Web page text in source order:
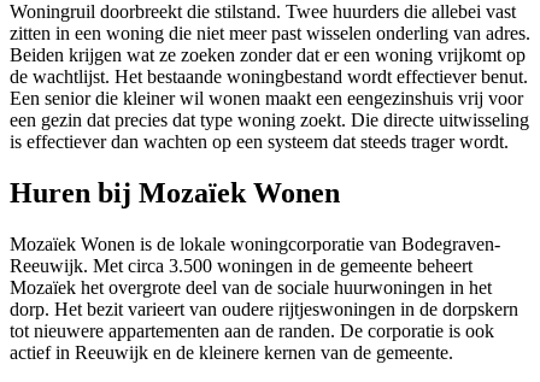
Woningruil doorbreekt die stilstand. Twee huurders die allebei vast
zitten in een woning die niet meer past wisselen onderling van adres.
Beiden krijgen wat ze zoeken zonder dat er een woning vrijkomt op
de wachtlijst. Het bestaande woningbestand wordt effectiever benut.
Een senior die kleiner wil wonen maakt een eengezinshuis vrij voor
een gezin dat precies dat type woning zoekt. Die directe uitwisseling
is effectiever dan wachten op een systeem dat steeds trager wordt.
Huren bij Mozaïek Wonen
Mozaïek Wonen is de lokale woningcorporatie van Bodegraven-
Reeuwijk. Met circa 3.500 woningen in de gemeente beheert
Mozaïek het overgrote deel van de sociale huurwoningen in het
dorp. Het bezit varieert van oudere rijtjeswoningen in de dorpskern
tot nieuwere appartementen aan de randen. De corporatie is ook
actief in Reeuwijk en de kleinere kernen van de gemeente.